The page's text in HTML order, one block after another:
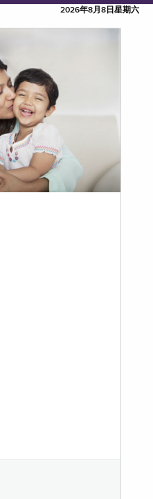
2026年8月8日星期六